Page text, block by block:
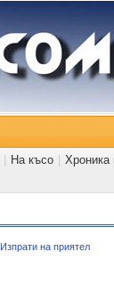
На късо Хроника